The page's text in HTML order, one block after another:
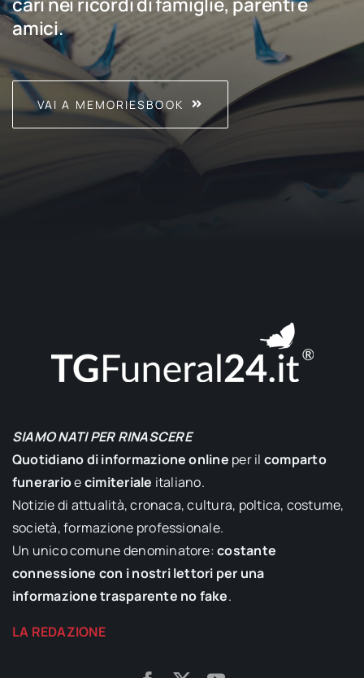
amici.
VAI A MEMORIESBOOK
SIAMO NATI PER RINASCERE
Quotidiano di informazione online per il comparto
funerarioecimiteriale italiano.
Notizie di attualità, cronaca, cultura, poltica, costume,
società, formazione professionale.
Un unico comune denominatore:costante
connessione con i nostri lettori per una
informazione trasparente no fake.
LA REDAZIONE